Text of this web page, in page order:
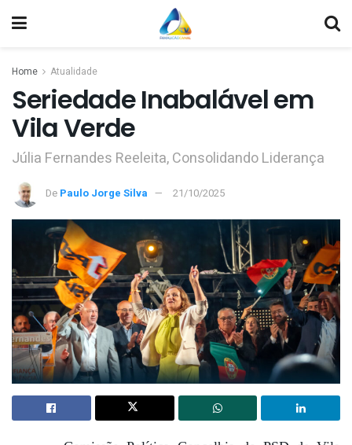
Home Atualidade
Seriedade Inabalável em
Vila Verde
Júlia Fernandes Reeleita, Consolidando Liderança
De Paulo Jorge Silva 21/10/2025